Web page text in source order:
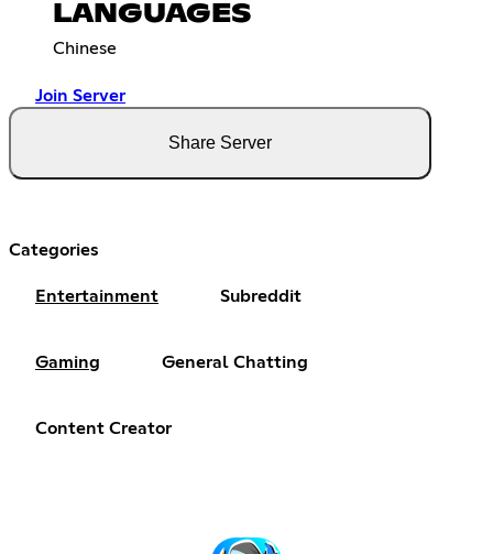
LANGUAGES
Chinese
Join Server
Share Server
Categories
Entertainment Subreddit
Gaming General Chatting
Content Creator